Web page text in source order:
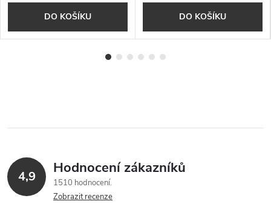
DO KOŠÍKU DO KOŠÍKU
4,9 Hodnocení zákazníků
1510 hodnocení
Zobrazit recenze